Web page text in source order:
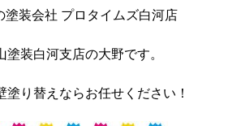
塗装会社 プロタイムズ白河店
塗装白河支店の大野です。
塗り替えならお任せください！